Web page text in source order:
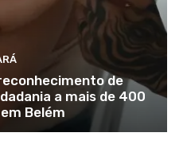
de
a mais de 400
Belém